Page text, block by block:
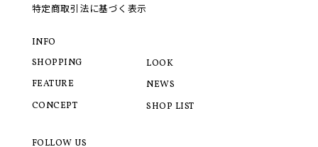
特定商取引法に基づく表示
INFO
SHOPPING
FEATURE
CONCEPT
LOOK
NEWS
SHOP LIST
FOLLOW US